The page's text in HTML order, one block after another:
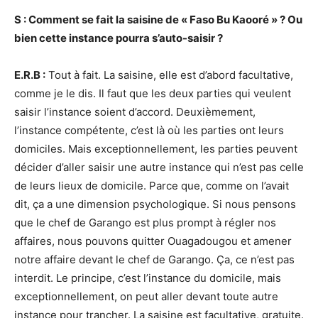
S : Comment se fait la saisine de « Faso Bu Kaooré » ? Ou
bien cette instance pourra s’auto-saisir ?
E.R.B : Tout à fait. La saisine, elle est d’abord facultative,
comme je le dis. Il faut que les deux parties qui veulent
saisir l’instance soient d’accord. Deuxièmement,
l’instance compétente, c’est là où les parties ont leurs
domiciles. Mais exceptionnellement, les parties peuvent
décider d’aller saisir une autre instance qui n’est pas celle
de leurs lieux de domicile. Parce que, comme on l’avait
dit, ça a une dimension psychologique. Si nous pensons
que le chef de Garango est plus prompt à régler nos
affaires, nous pouvons quitter Ouagadougou et amener
notre affaire devant le chef de Garango. Ça, ce n’est pas
interdit. Le principe, c’est l’instance du domicile, mais
exceptionnellement, on peut aller devant toute autre
instance pour trancher. La saisine est facultative, gratuite.